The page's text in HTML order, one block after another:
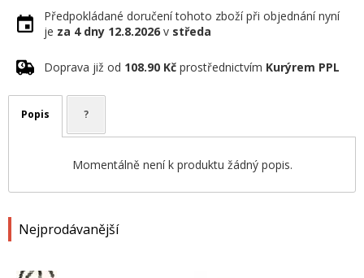
Nejprodávanější
Předpokládané doručení tohoto zboží při objednání nyní
je za 4 dny 12.8.2026 v středa
Doprava již od 108.90 Kč prostřednictvím Kurýrem PPL
Popis ?
Momentálně není k produktu žádný popis.